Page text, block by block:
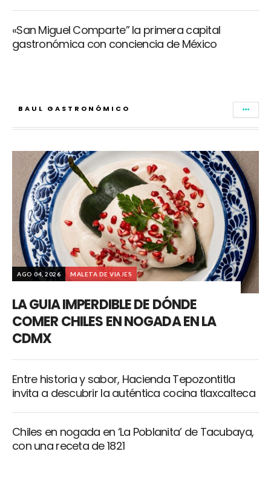
«San Miguel Comparte” la primera capital
gastronómica con conciencia de México
BAUL GASTRONÓMICO
AGO 04, 2026 MALETA DE VIAJES
LA GUIA IMPERDIBLE DE DÓNDE
COMER CHILES EN NOGADA EN LA
CDMX
Entre historia y sabor, Hacienda Tepozontitla
invita a descubrir la auténtica cocina tlaxcalteca
Chiles en nogada en ‘La Poblanita’ de Tacubaya,
con una receta de 1821